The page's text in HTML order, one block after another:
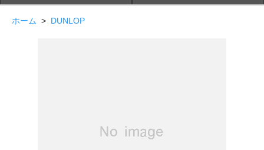
ホーム > DUNLOP